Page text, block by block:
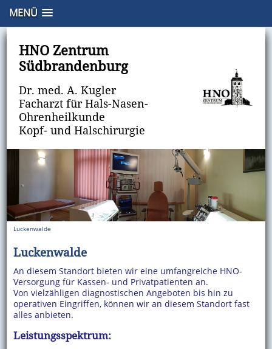
MENÜ
Luckenwalde
Luckenwalde
An diesem Standort bieten wir eine umfangreiche HNO-
Versorgung für Kassen- und Privatpatienten an.
Von vielzähligen diagnostischen Angeboten bis hin zu
operativen Eingriffen, können wir an diesem Standort fast
alles anbieten.
Leistungsspektrum:
HNO Zentrum
Südbrandenburg
Dr. med. A. Kugler
Facharzt für Hals-Nasen-
Ohrenheilkunde
Kopf- und Halschirurgie